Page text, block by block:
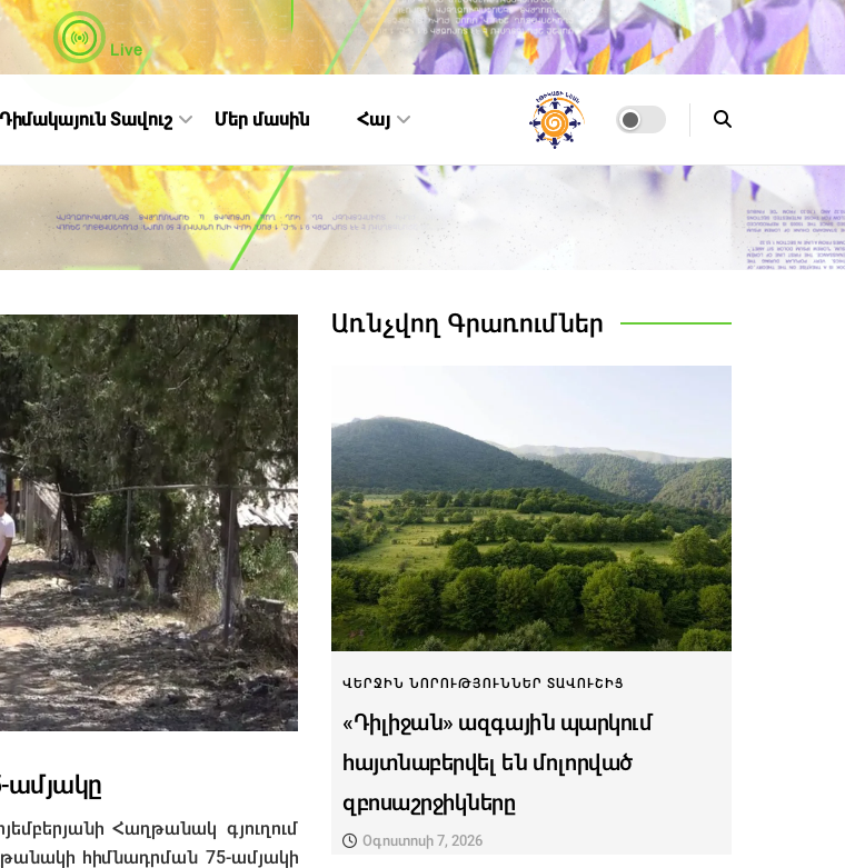
Live
Դիմակայուն Տավուշ Մեր մասին Հայ
ամյակը
Հաղթանակ գյուղում
հիմնադրման 75-ամյակի
Առնչվող Գրառումներ
ՎԵՐՋԻՆ ՆՈՐՈՒԹՅՈՒՆՆԵՐ ՏԱՎՈՒՇԻՑ
«Դիլիջան» ազգային պարկում
հայտնաբերվել են մոլորված
զբոսաշրջիկները
Օգոստոսի 7, 2026